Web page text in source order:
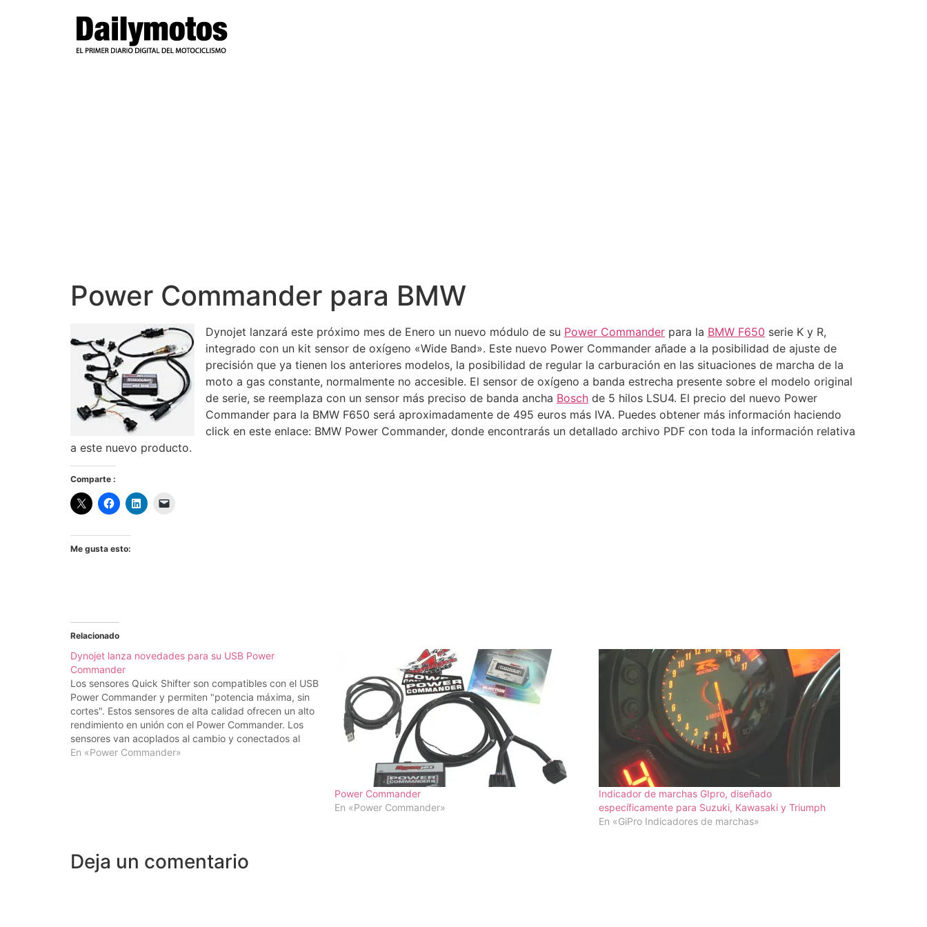
Power Commander para BMW
Dynojet lanzará este próximo mes de Enero un nuevo módulo de su Power Commander para la BMW F650 serie K y R,
integrado con un kit sensor de oxígeno «Wide Band». Este nuevo Power Commander añade a la posibilidad de ajuste de
precisión que ya tienen los anteriores modelos, la posibilidad de regular la carburación en las situaciones de marcha de la
moto a gas constante, normalmente no accesible. El sensor de oxígeno a banda estrecha presente sobre el modelo original
de serie, se reemplaza con un sensor más preciso de banda ancha Bosch de 5 hilos LSU4. El precio del nuevo Power
Commander para la BMW F650 será aproximadamente de 495 euros más IVA. Puedes obtener más información haciendo
click en este enlace: BMW Power Commander, donde encontrarás un detallado archivo PDF con toda la información relativa
a este nuevo producto.
Comparte :
Me gusta esto:
Relacionado
Dynojet lanza novedades para su USB Power
Commander
Los sensores Quick Shifter son compatibles con el USB
Power Commander y permiten "potencia máxima, sin
cortes". Estos sensores de alta calidad ofrecen un alto
rendimiento en unión con el Power Commander. Los
sensores van acoplados al cambio y conectados al
puerto de expansión del Power Commander. Todos los
En «Power Commander»
Power Commander
En «Power Commander»
Indicador de marchas GIpro, diseñado
específicamente para Suzuki, Kawasaki y Triumph
En «GiPro Indicadores de marchas»
Deja un comentario